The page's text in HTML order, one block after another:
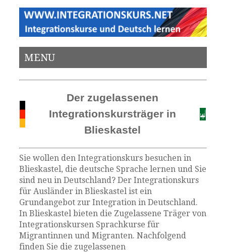
MENU
Der zugelassenen
Integrationskursträger in
Blieskastel
Sie wollen den Integrationskurs besuchen in
Blieskastel, die deutsche Sprache lernen und Sie
sind neu in Deutschland? Der Integrationskurs
für Ausländer in Blieskastel ist ein
Grundangebot zur Integration in Deutschland.
In Blieskastel bieten die Zugelassene Träger von
Integrationskursen Sprachkurse für
Migrantinnen und Migranten. Nachfolgend
finden Sie die zugelassenen